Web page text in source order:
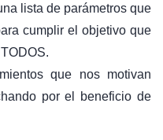
lista de parámetros que
cumplir el objetivo que
que nos motivan
por el beneficio de